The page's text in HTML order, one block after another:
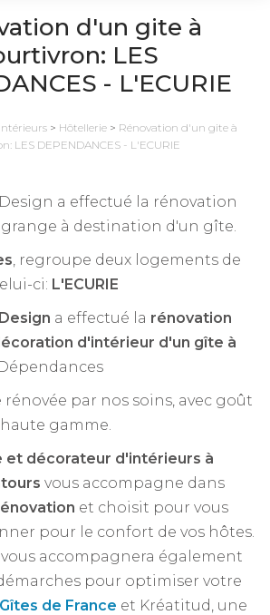
d'un gite à
LES
- L'ECURIE
> Hôtellerie> Rénovation d'un gite à
LES DEPENDANCES - L'ECURIE
a effectué la rénovation
à destination d'un gîte.
, regroupe deux logements de
ci: L'ECURIE
a effectué la rénovation
d'intérieur d'un gîte à
par nos soins, avec goût
gamme.
décorateur d'intérieurs à
vous accompagne dans
et choisit pour vous
pour le confort de vos hôtes.
vous accompagnera également
pour optimiser votre
Gîtes de France et Kréatitud, une